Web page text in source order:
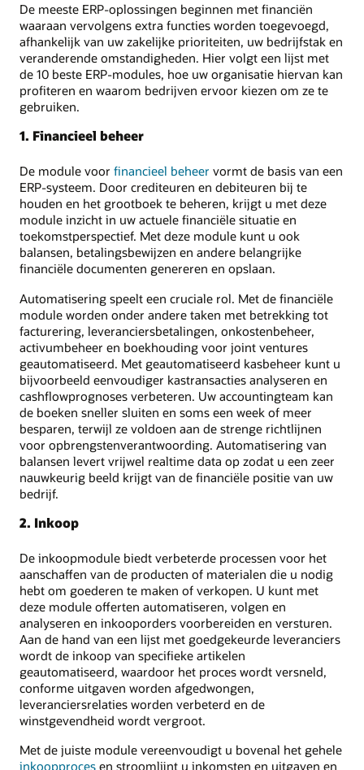
De meeste ERP-oplossingen beginnen met financiën
waaraan vervolgens extra functies worden toegevoegd,
afhankelijk van uw zakelijke prioriteiten, uw bedrijfstak en
veranderende omstandigheden. Hier volgt een lijst met
de 10 beste ERP-modules, hoe uw organisatie hiervan kan
profiteren en waarom bedrijven ervoor kiezen om ze te
gebruiken.
1. Financieel beheer
De module voor financieel beheer vormt de basis van een
ERP-systeem. Door crediteuren en debiteuren bij te
houden en het grootboek te beheren, krijgt u met deze
module inzicht in uw actuele financiële situatie en
toekomstperspectief. Met deze module kunt u ook
balansen, betalingsbewijzen en andere belangrijke
financiële documenten genereren en opslaan.
Automatisering speelt een cruciale rol. Met de financiële
module worden onder andere taken met betrekking tot
facturering, leveranciersbetalingen, onkostenbeheer,
activumbeheer en boekhouding voor joint ventures
geautomatiseerd. Met geautomatiseerd kasbeheer kunt u
bijvoorbeeld eenvoudiger kastransacties analyseren en
cashflowprognoses verbeteren. Uw accountingteam kan
de boeken sneller sluiten en soms een week of meer
besparen, terwijl ze voldoen aan de strenge richtlijnen
voor opbrengstenverantwoording. Automatisering van
balansen levert vrijwel realtime data op zodat u een zeer
nauwkeurig beeld krijgt van de financiële positie van uw
bedrijf.
2. Inkoop
De inkoopmodule biedt verbeterde processen voor het
aanschaffen van de producten of materialen die u nodig
hebt om goederen te maken of verkopen. U kunt met
deze module offerten automatiseren, volgen en
analyseren en inkooporders voorbereiden en versturen.
Aan de hand van een lijst met goedgekeurde leveranciers
wordt de inkoop van specifieke artikelen
geautomatiseerd, waardoor het proces wordt versneld,
conforme uitgaven worden afgedwongen,
leveranciersrelaties worden verbeterd en de
winstgevendheid wordt vergroot.
Met de juiste module vereenvoudigt u bovenal het gehele
inkoopproces en stroomlijnt u inkomsten en uitgaven en